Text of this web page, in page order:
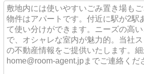
敷地内には使いやすいごみ置き場も
物件はアパートです。付近に駅が2駅
て使い分けができます。ニーズの高
で、オシャレな室内が魅力的。当社
の不動産情報をご提供いたします。
home@room-agent.jpまでご連絡くだ